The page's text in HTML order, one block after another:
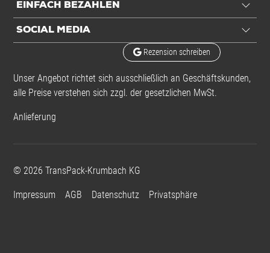
EINFACH BEZAHLEN
SOCIAL MEDIA
Rezension schreiben
Unser Angebot richtet sich ausschließlich an Geschäftskunden,
alle Preise verstehen sich zzgl. der gesetzlichen MwSt.
Anlieferung
© 2026 TransPack-Krumbach KG
Impressum AGB Datenschutz Privatsphäre